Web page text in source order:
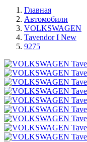
Главная
Автомобили
VOLKSWAGEN
Tavendor I New
9275